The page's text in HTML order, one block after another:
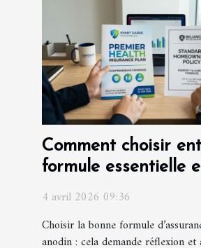
Comment choisir
formule essentielle
intégrale pour votre
4 avril 2026 09:36
Choisir la bonne formule
anodin : cela demande réflexion